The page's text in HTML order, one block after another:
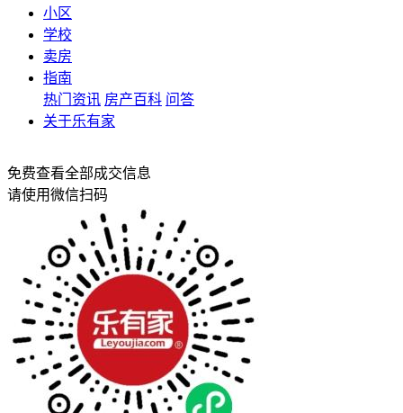
小区
学校
卖房
指南
热门资讯 房产百科 问答
关于乐有家
免费查看全部成交信息
请使用微信扫码